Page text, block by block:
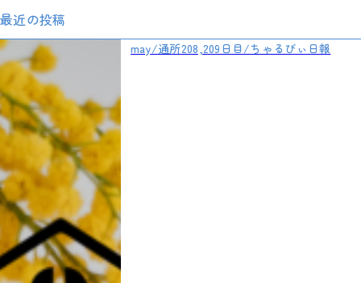
最近の投稿
may/通所208,209日目/ちゃるびぃ日報